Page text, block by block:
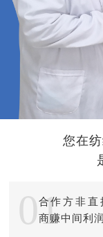
您在
01
合作方非直
商赚中间利润